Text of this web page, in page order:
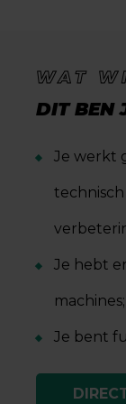
WAT
DIT BEN
Je werkt
Je hebt
machines;
Je bent